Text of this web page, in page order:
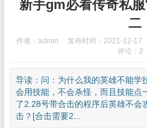
新手gm必看传奇私
二
作者：admin 发布时间：2021-12-17
评论：2
导读：问：为什么我的英雄不能学
会用技能，不会杀怪，而且技能点
了2.28号带合击的程序后英雄不会
击？[合击需要2...